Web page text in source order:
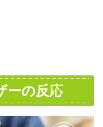
ーの反応